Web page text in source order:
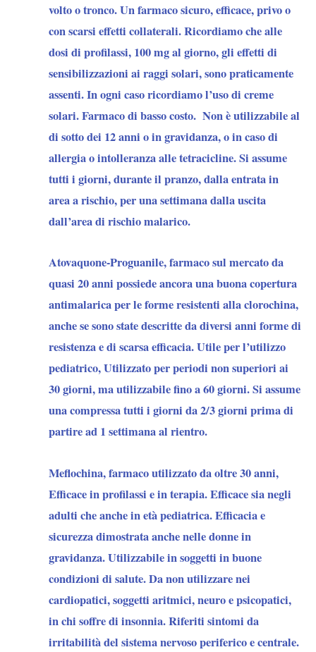
volto o tronco. Un farmaco sicuro, efficace, privo o
con scarsi effetti collaterali. Ricordiamo che alle
dosi di profilassi, 100 mg al giorno, gli effetti di
sensibilizzazioni ai raggi solari, sono praticamente
assenti. In ogni caso ricordiamo l’uso di creme
solari. Farmaco di basso costo. Non è utilizzabile al
di sotto dei 12 anni o in gravidanza, o in caso di
allergia o intolleranza alle tetracicline. Si assume
tutti i giorni, durante il pranzo, dalla entrata in
area a rischio, per una settimana dalla uscita
dall’area di rischio malarico.
Atovaquone-Proguanile, farmaco sul mercato da
quasi 20 anni possiede ancora una buona copertura
antimalarica per le forme resistenti alla clorochina,
anche se sono state descritte da diversi anni forme di
resistenza e di scarsa efficacia. Utile per l’utilizzo
pediatrico, Utilizzato per periodi non superiori ai
30 giorni, ma utilizzabile fino a 60 giorni. Si assume
una compressa tutti i giorni da 2/3 giorni prima di
partire ad 1 settimana al rientro.
Meflochina, farmaco utilizzato da oltre 30 anni,
Efficace in profilassi e in terapia. Efficace sia negli
adulti che anche in età pediatrica. Efficacia e
sicurezza dimostrata anche nelle donne in
gravidanza. Utilizzabile in soggetti in buone
condizioni di salute. Danon utilizzarenei
cardiopatici, soggetti aritmici, neuro e psicopatici,
in chi soffre di insonnia. Riferiti sintomi da
irritabilità del sistema nervoso periferico e centrale.